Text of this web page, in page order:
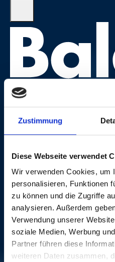
Zustimmung
Diese Webseite verwendet
Wir verwenden Cookies, um
personalisieren, Funktionen
zu können und die Zugriffe
analysieren. Außerdem
Verwendung unserer
soziale Medien, Werbung
Partner führen diese
weiteren Daten zusammen,
CREDITS
Foto:Dominik Plüss